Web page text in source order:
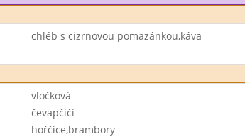
chléb s cizrnovou pomazánkou,káva
vločková
čevapčiči
hořčice,brambory